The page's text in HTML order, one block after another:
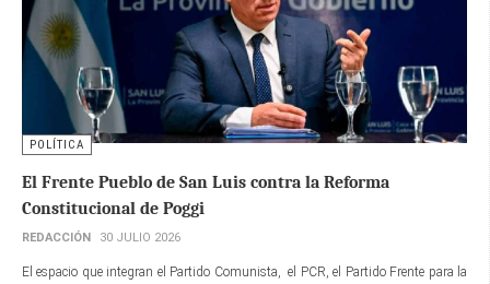
POLÍTICA
El Frente Pueblo de San Luis contra la Reforma
Constitucional de Poggi
REDACCIÓN 30 JULIO 2026
El espacio que integran el Partido Comunista, el PCR, el Partido Frente para la